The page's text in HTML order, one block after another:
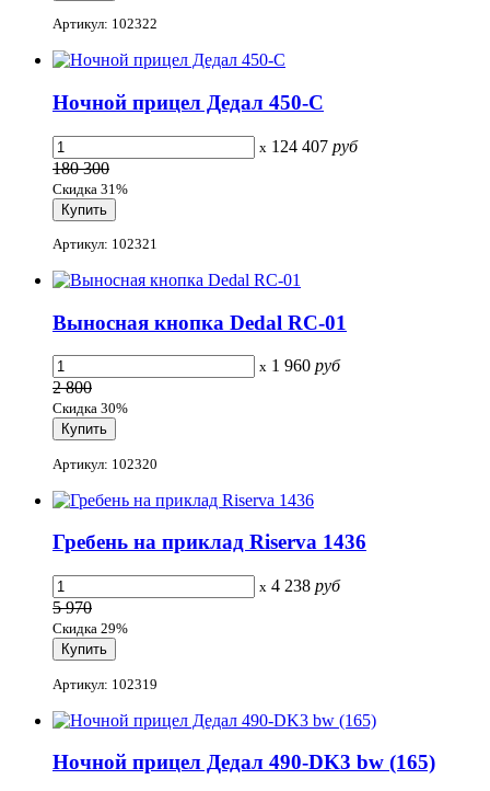
Артикул: 102322
Ночной прицел Дедал 450-C
x 124 407 руб
180 300
Скидка 31%
Артикул: 102321
Выносная кнопка Dedal RC-01
x 1 960 руб
2 800
Скидка 30%
Артикул: 102320
Гребень на приклад Riserva 1436
x 4 238 руб
5 970
Скидка 29%
Артикул: 102319
Ночной прицел Дедал 490-DK3 bw (165)